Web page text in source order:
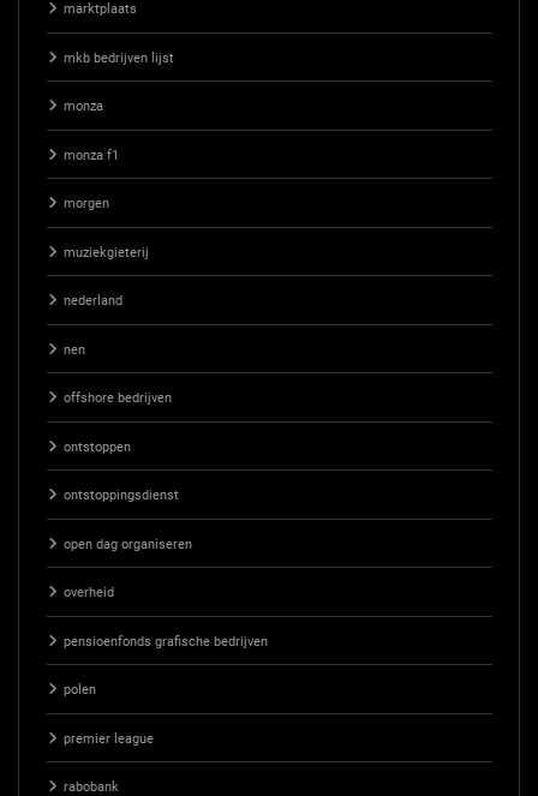
marktplaats
mkb bedrijven lijst
monza
monza f1
morgen
muziekgieterij
nederland
nen
offshore bedrijven
ontstoppen
ontstoppingsdienst
open dag organiseren
overheid
pensioenfonds grafische bedrijven
polen
premier league
rabobank